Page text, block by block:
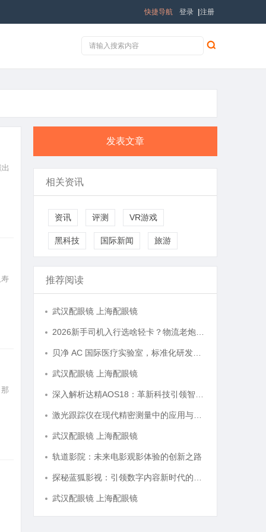
登录 注册
快捷导航
发表文章
相关资讯
资讯 评测 VR游戏
黑科技 国际新闻 旅游
推荐阅读
武汉配眼镜 上海配眼镜
武汉配眼镜 上海配眼镜
武汉配眼镜 上海配眼镜
轨道影院：未来电影观影体验的创新之路
武汉配眼镜 上海配眼镜